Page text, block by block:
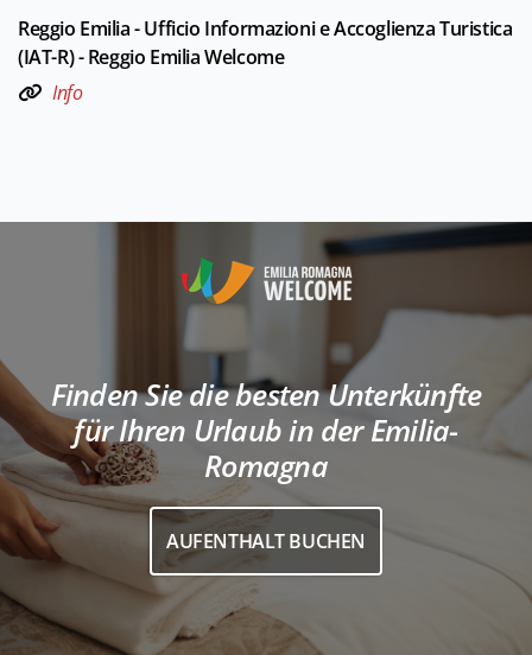
Reggio Emilia - Ufficio Informazioni e Accoglienza Turistica
(IAT-R) - Reggio Emilia Welcome
Info
Finden Sie die besten Unterkünfte
für Ihren Urlaub in der Emilia-
Romagna
AUFENTHALT BUCHEN